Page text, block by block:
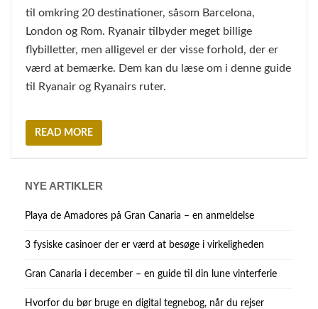
til omkring 20 destinationer, såsom Barcelona,
London og Rom. Ryanair tilbyder meget billige
flybilletter, men alligevel er der visse forhold, der er
værd at bemærke. Dem kan du læse om i denne guide
til Ryanair og Ryanairs ruter.
READ MORE
NYE ARTIKLER
Playa de Amadores på Gran Canaria – en anmeldelse
3 fysiske casinoer der er værd at besøge i virkeligheden
Gran Canaria i december – en guide til din lune vinterferie
Hvorfor du bør bruge en digital tegnebog, når du rejser